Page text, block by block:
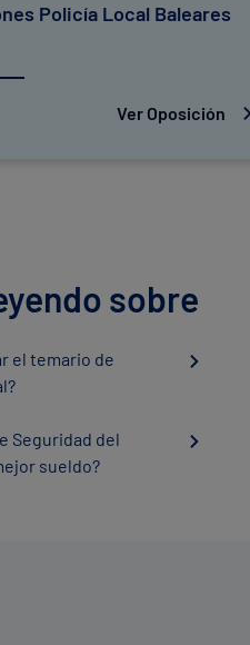
Policía Local Baleares
Ver Oposición
sobre
el temario de
Seguridad del
sueldo?